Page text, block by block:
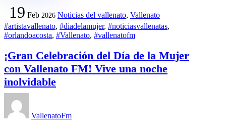
19 Feb 2026 Noticias del vallenato, Vallenato
#artistavallenato, #diadelamujer, #noticiasvallenatas,
#orlandoacosta, #Vallenato, #vallenatofm
¡Gran Celebración del Día de la Mujer
con Vallenato FM! Vive una noche
inolvidable
VallenatoFm